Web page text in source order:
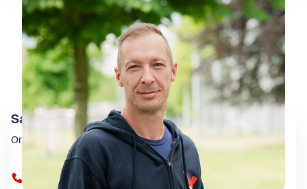
Sascha Sabaditsch
Organisation & Infrastruktur
+431 909 4000 83003